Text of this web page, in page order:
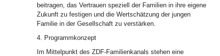
beitragen, das Vertrauen speziell der Familien in ihre eigene
Zukunft zu festigen und die Wertschätzung der jungen
Familie in der Gesellschaft zu verstärken.
4. Programmkonzept
Im Mittelpunkt des ZDF-Familienkanals stehen eine